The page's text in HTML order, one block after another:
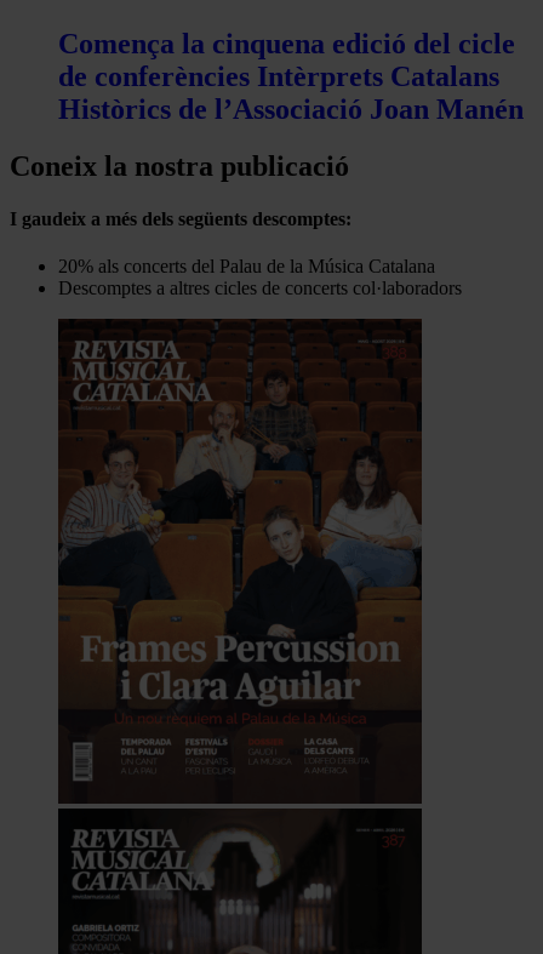
Comença la cinquena edició del cicle
de conferències Intèrprets Catalans
Històrics de l’Associació Joan Manén
Coneix la nostra publicació
I gaudeix a més dels següents descomptes:
20% als concerts del Palau de la Música Catalana
Descomptes a altres cicles de concerts col·laboradors